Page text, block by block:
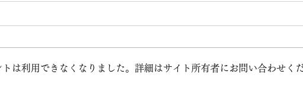
せ
トスタッ
販売/製
の多様
菓子を取
トは利用できなくなりました。詳細はサイト所有者にお問い合わせく